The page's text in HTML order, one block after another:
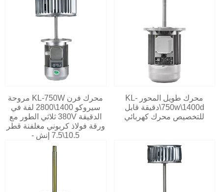
محرك فرن KL-750W مروحة
سيروكو 1400\2800 لفة في
الدقيقة 380V ثلاثي الطور مع
ورقة فولاذ كربوني مغلفنة قطر
10.5\7.5 إنش -
محرك طويل المحور KL-
750w\1400d\دقيقة قابل
للتخصيص محرك كهربائي